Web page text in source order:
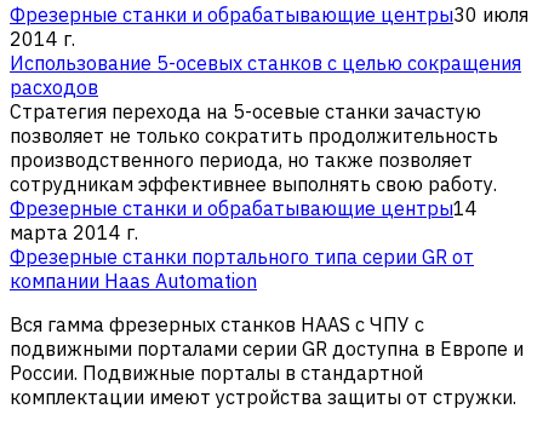
Фрезерные станки и обрабатывающие центры30 июля
2014 г.
Использование 5-осевых станков с целью сокращения
расходов
Стратегия перехода на 5-осевые станки зачастую
позволяет не только сократить продолжительность
производственного периода, но также позволяет
сотрудникам эффективнее выполнять свою работу.
Фрезерные станки и обрабатывающие центры14
марта 2014 г.
Фрезерные станки портального типа серии GR от
компании Haas Automation
Вся гамма фрезерных станков HAAS с ЧПУ с
подвижными порталами серии GR доступна в Европе и
России. Подвижные порталы в стандартной
комплектации имеют устройства защиты от стружки.